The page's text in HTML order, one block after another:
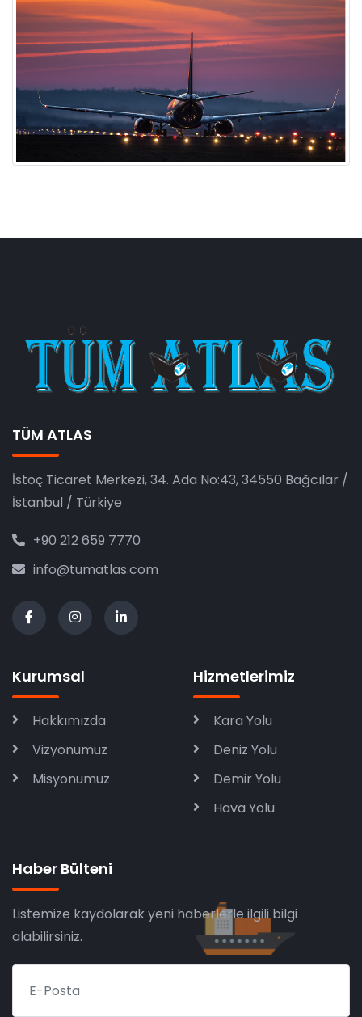
TÜM ATLAS
İstoç Ticaret Merkezi, 34. Ada No:43, 34550 Bağcılar /
İstanbul / Türkiye
+90 212 659 7770
info@tumatlas.com
Kurumsal
Hakkımızda
Vizyonumuz
Misyonumuz
Hizmetlerimiz
Kara Yolu
Deniz Yolu
Demir Yolu
Hava Yolu
Haber Bülteni
Listemize kaydolarak yeni haberlerle ilgili bilgi
alabilirsiniz.